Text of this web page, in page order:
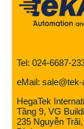
Tel: 024-6687-
eMail:
HegaTek
Tầng 9, VG
235 Nguyễn